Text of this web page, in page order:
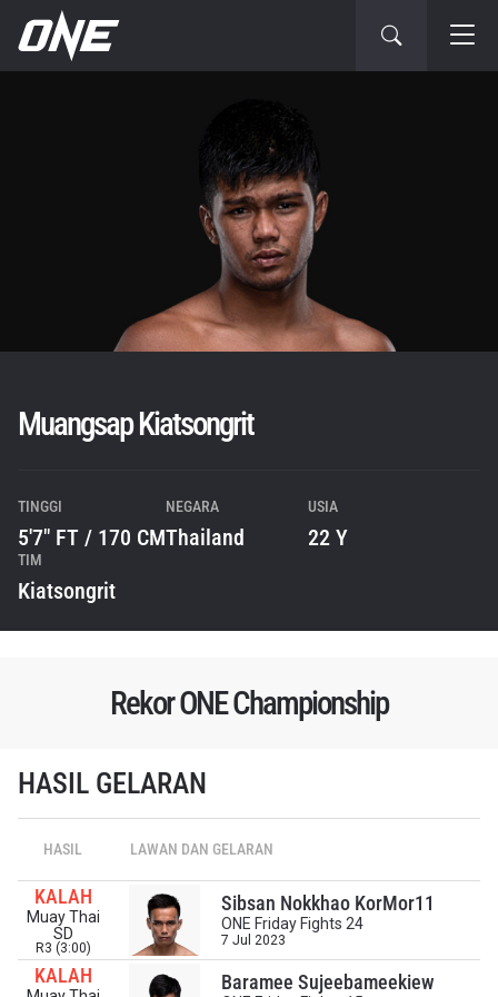
Muangsap Kiatsongrit
TINGGI
5'7" FT / 170 CM
NEGARA
Thailand
USIA
22 Y
TIM
Kiatsongrit
Rekor ONE Championship
HASIL GELARAN
HASIL LAWAN DAN GELARAN
KALAH
Muay Thai
SD
R3 (3:00)
Sibsan Nokkhao KorMor11
ONE Friday Fights 24
7 Jul 2023
KALAH Baramee Sujeebameekiew
IKUTI PERKEMBANGAN TERBARU
Bawa ONE Championship kemana pun anda pergi!
Daftar sekarang untuk mendapat akses ke berita
terbaru, tawaran spesial, dan akses awal untuk kursi
terbaik di gelaran langsung kami.